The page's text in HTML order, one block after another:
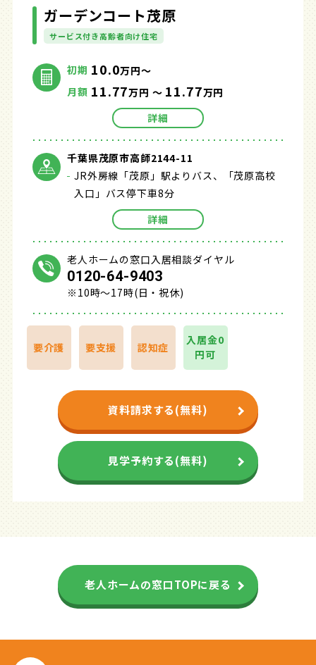
ガーデンコート茂原
サービス付き高齢者向け住宅
初期 10.0万円～
月額 11.77万円 ～ 11.77万円
詳細
千葉県茂原市高師2144-11
JR外房線「茂原」駅よりバス、「茂原高校
入口」バス停下車8分
詳細
老人ホームの窓口入居相談ダイヤル
0120-64-9403
※10時～17時(日・祝休)
要介護 要支援 認知症
入居金0
円可
資料請求する(無料)
見学予約する(無料)
老人ホームの窓口TOPに戻る